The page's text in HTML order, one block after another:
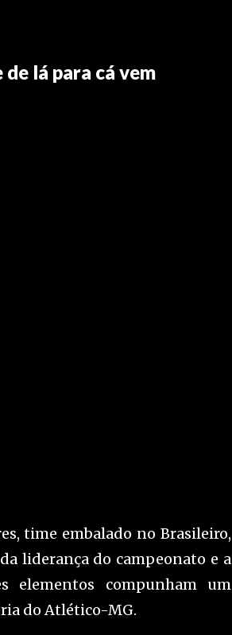
lá para cá vem
time embalado no Brasileiro,
liderança do campeonato e a
elementos compunham um
do Atlético-MG.